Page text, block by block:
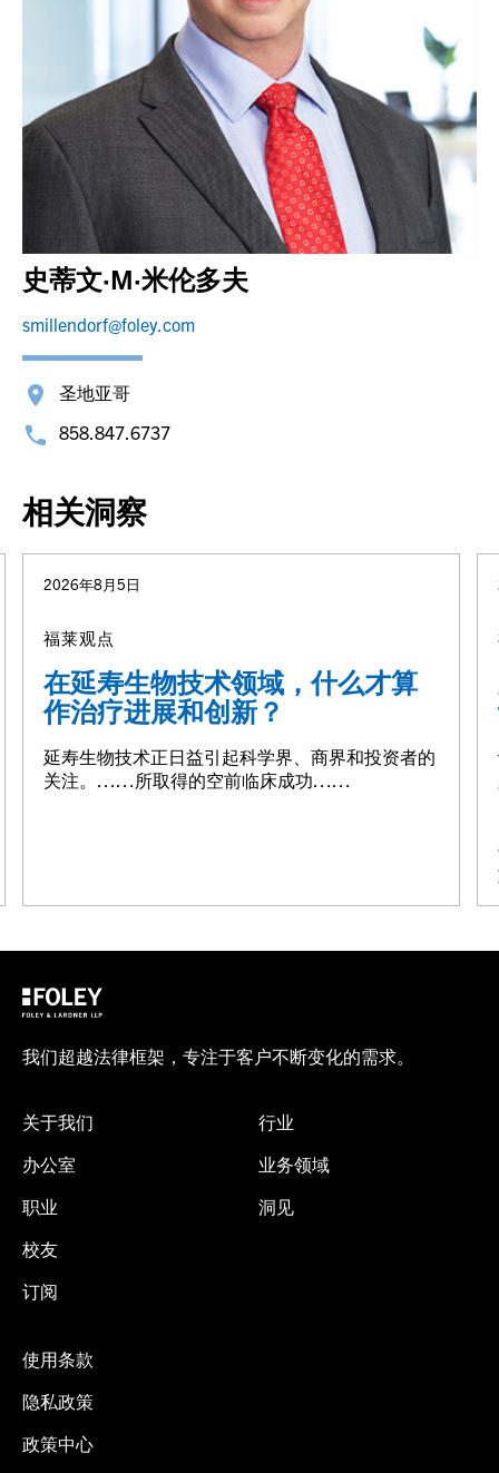
史蒂文·M·米伦多夫
smillendorf@foley.com
圣地亚哥
858.847.6737
相关洞察
2026年8月5日
福莱观点
在延寿生物技术领域，什么才算
作治疗进展和创新？
延寿生物技术正日益引起科学界、商界和投资者的
关注。……所取得的空前临床成功……
我们超越法律框架，专注于客户不断变化的需求。
关于我们
办公室
职业
校友
订阅
行业
业务领域
洞见
使用条款
隐私政策
政策中心